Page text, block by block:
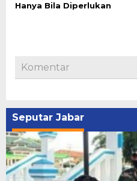
Hanya Bila Diperlukan
Komentar
Seputar Jabar